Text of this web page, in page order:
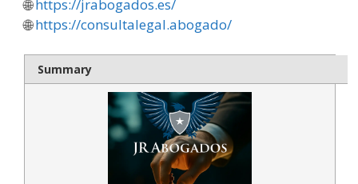
🌐https://jrabogados.es/
🌐https://consultalegal.abogado/
Summary